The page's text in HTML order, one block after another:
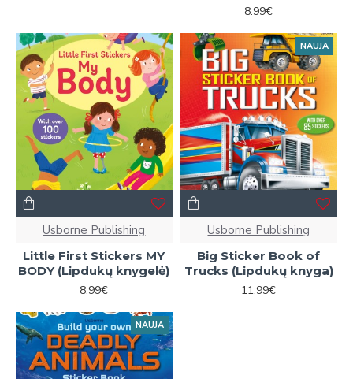
8.99€
Usborne Publishing
Little First Stickers MY
BODY (Lipdukų knygelė)
8.99€
NAUJA
Usborne Publishing
Big Sticker Book of
Trucks (Lipdukų knyga)
11.99€
NAUJA